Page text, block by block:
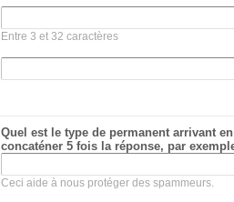
Entre 3 et 32 caractères
Quel est le type de permanent arrivant
concaténer 5 fois la réponse, par
Ceci aide à nous protéger des spammeurs.